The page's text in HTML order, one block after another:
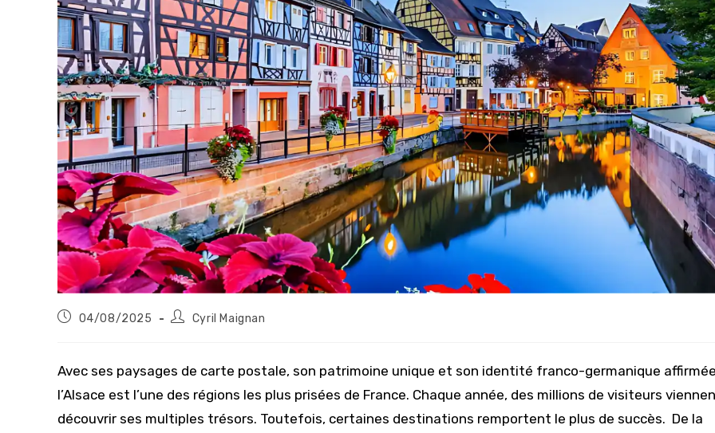
Publication
04/08/2025
Auteur/autrice
Cyril Maignan
Avec ses paysages de carte postale, son patrimoine unique et son identité franco-germanique
l’Alsace est l’une des régions les plus prisées de France. Chaque année, des millions de visiteurs
découvrir ses multiples trésors. Toutefois, certaines destinations remportent le plus de succès. De la